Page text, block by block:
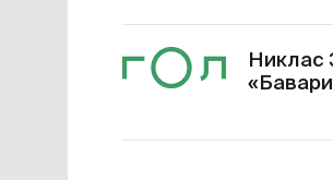
Никлас